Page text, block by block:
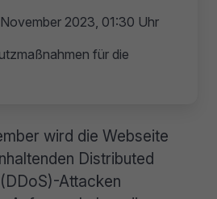
2023, 01:30 Uhr
für die
wird die Webseite
Distributed
Attacken